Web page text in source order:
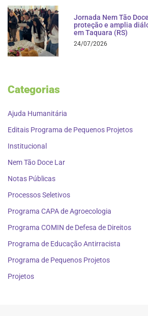
Jornada Nem Tão
proteção e amplia
em Taquara (RS)
24/07/2026
Categorias
Ajuda Humanitária
Editais Programa de Pequenos Projetos
Institucional
Nem Tão Doce Lar
Notas Públicas
Processos Seletivos
Programa CAPA de Agroecologia
Programa COMIN de Defesa de Direitos
Programa de Educação Antirracista
Programa de Pequenos Projetos
Projetos